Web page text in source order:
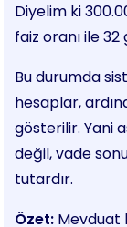
Diyelim ki
faiz oranı ile 32
Bu durumda
hesaplar,
gösterilir. Yani
değil, vade
tutardır.
Özet: Mevduat